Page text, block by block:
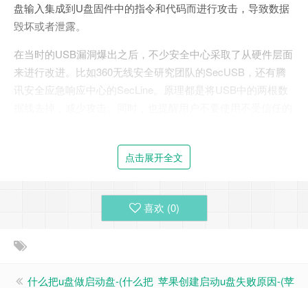
盘输入集成到U盘固件中的指令和代码而进行攻击，导致数据
毁坏或者泄露。
在当时的USB漏洞爆出之后，不少安全中心采取了从硬件层面
来进行改进。比如360无线安全研究团队的SecUSB，还有腾
讯安全应急响应中心的SecLine。原理都是将USB中的两根数
点击展开全文
喜欢 (0)
什么把u盘做启动盘-(什么把 苹果创建启动u盘失败原因-(苹